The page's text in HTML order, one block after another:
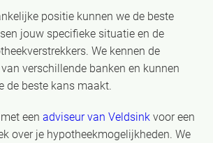
positie kunnen we de beste
jouw specifieke situatie en de
We kennen de
verschillende banken en kunnen
de beste kans maakt.
een adviseur van Veldsink voor een
over je hypotheekmogelijkheden. We